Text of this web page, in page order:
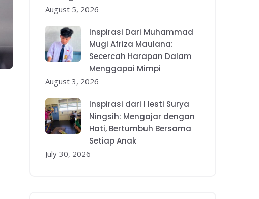
August 5, 2026
Inspirasi Dari Muhammad
Mugi Afriza Maulana:
Secercah Harapan Dalam
Menggapai Mimpi
August 3, 2026
Inspirasi dari I Iesti Surya
Ningsih: Mengajar dengan
Hati, Bertumbuh Bersama
Setiap Anak
July 30, 2026